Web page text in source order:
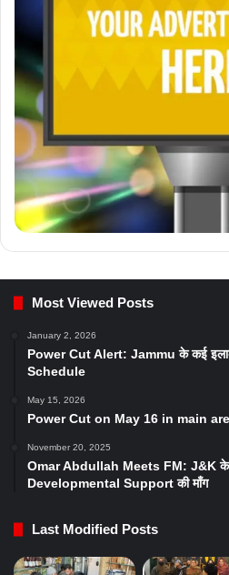
Most Viewed Posts
January 2, 2026
Power Cut Alert: Jammu के कई
Schedule
May 15, 2026
Power Cut on May 16 in main
November 20, 2025
Omar Abdullah Meets FM: J&K के
Developmental Support की माँग
Last Modified Posts